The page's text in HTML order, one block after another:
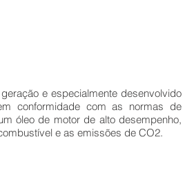
e especialmente desenvolvido
conformidade com as normas de
óleo de motor de alto desempenho,
e as emissões de CO2.